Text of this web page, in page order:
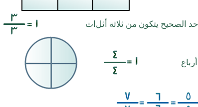
الصحيح يتكون من ثلاثة أثل اث